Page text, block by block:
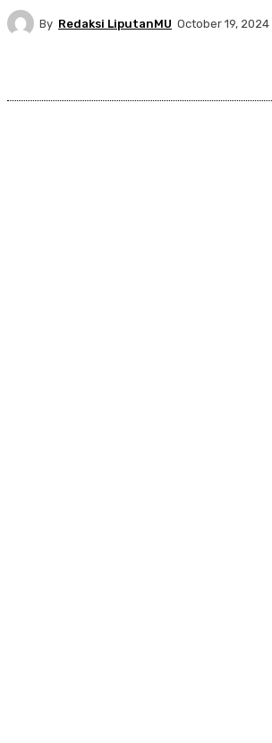
By Redaksi LiputanMU October 19, 2024